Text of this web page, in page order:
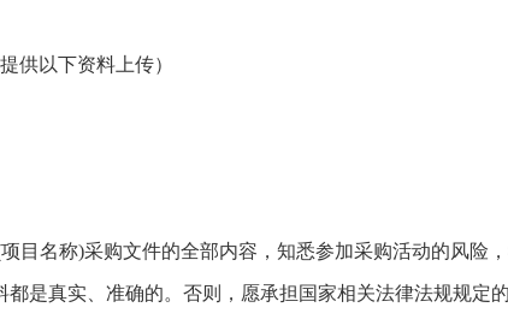
供以下资料上传）
目名称)采购文件的全部内容，知悉参加采购活动的风险
是真实、准确的。否则，愿承担国家相关法律法规规定的